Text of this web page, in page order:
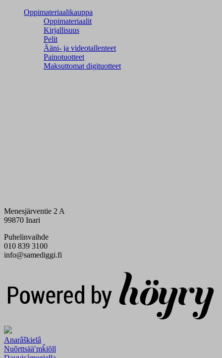
Oppimateriaalikauppa
Oppimateriaalit
Kirjallisuus
Pelit
Ääni- ja videotallenteet
Painotuotteet
Maksuttomat digituotteet
Menesjärventie 2 A
99870 Inari
Puhelinvaihde
010 839 3100
info@samediggi.fi
Anarâškielâ
Nuõrttsääʹmǩiõll